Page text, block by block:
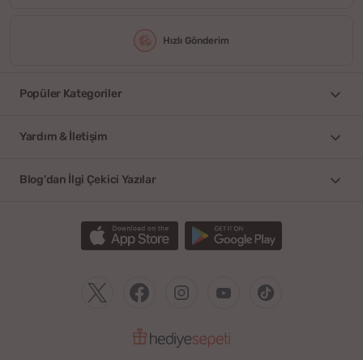
Hızlı Gönderim
Popüler Kategoriler
Yardım & İletişim
Blog'dan İlgi Çekici Yazılar